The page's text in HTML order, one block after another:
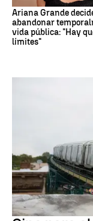
Ariana Grande
abandonar
vida pública: "Hay
límites"
Cine